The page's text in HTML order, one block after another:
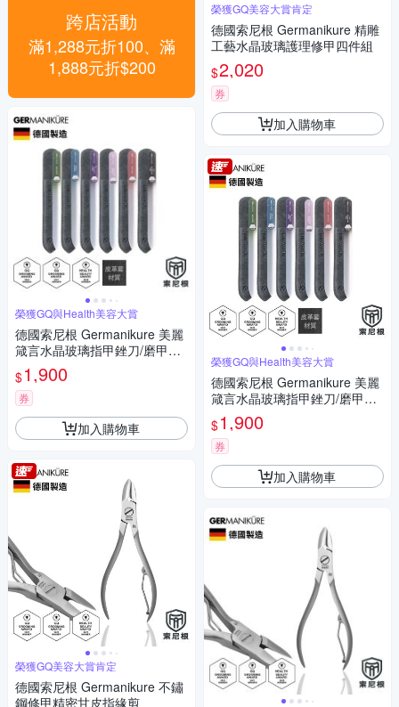
跨店活動
滿1,288元折100、滿
1,888元折$200
榮獲GQ與Health美容大賞
德國索尼根 Germanikure 美麗
箴言水晶玻璃指甲銼刀/磨甲棒
六件組
$1,900
券
加入購物車
榮獲GQ美容大賞肯定
德國索尼根 Germanikure 不鏽
鋼修甲精密甘皮指緣剪
榮獲GQ美容大賞肯定
德國索尼根 Germanikure 精雕
工藝水晶玻璃護理修甲四件組
$2,020
券
加入購物車
榮獲GQ與Health美容大賞
德國索尼根 Germanikure 美麗
箴言水晶玻璃指甲銼刀/磨甲棒
六件組
$1,900
券
加入購物車